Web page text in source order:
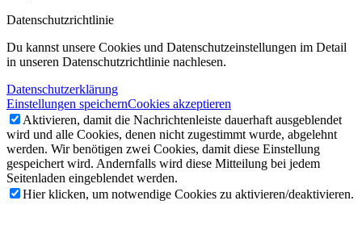
Datenschutzrichtlinie
Du kannst unsere Cookies und Datenschutzeinstellungen im Detail
in unseren Datenschutzrichtlinie nachlesen.
Datenschutzerklärung
Einstellungen speichernCookies akzeptieren
Aktivieren, damit die Nachrichtenleiste dauerhaft ausgeblendet
wird und alle Cookies, denen nicht zugestimmt wurde, abgelehnt
werden. Wir benötigen zwei Cookies, damit diese Einstellung
gespeichert wird. Andernfalls wird diese Mitteilung bei jedem
Seitenladen eingeblendet werden.
Hier klicken, um notwendige Cookies zu aktivieren/deaktivieren.